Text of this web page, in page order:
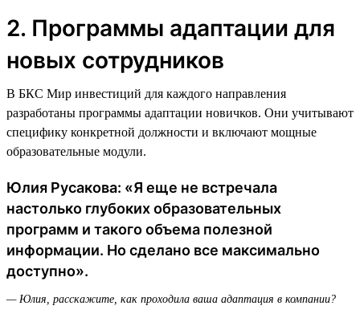
2. Программы адаптации для
новых сотрудников
В БКС Мир инвестиций для каждого направления
разработаны программы адаптации новичков. Они учитывают
специфику конкретной должности и включают мощные
образовательные модули.
Юлия Русакова: «Я еще не встречала
настолько глубоких образовательных
программ и такого объема полезной
информации. Но сделано все максимально
доступно».
— Юлия, расскажите, как проходила ваша адаптация в компании?